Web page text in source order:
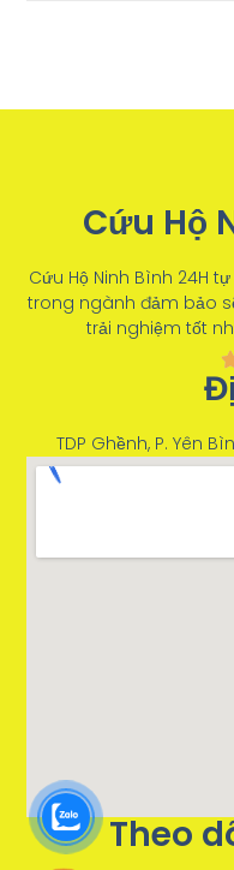
Cứu Hộ
Cứu Hộ Ninh Bình 24H
trong ngành đảm bảo
trải nghiệm tốt
TDP Ghềnh, P. Yên
Theo